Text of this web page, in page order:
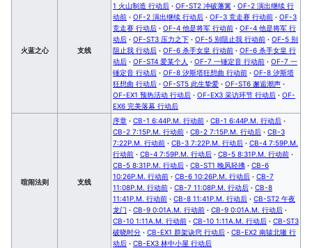
火蓝之心 支线
1 火山制造 行动后 · OF-ST2 冲破藩篱 · OF-2 演出继续 行
动前 · OF-2 演出继续 行动后 · OF-3 竞走赛 行动前 · OF-3
竞走赛 行动后 · OF-4 他是将军 行动前 · OF-4 他是将军 行
动后 · OF-ST3 压力之下 · OF-5 别阻止我 行动前 · OF-5 别
阻止我 行动后 · OF-6 杀手女皇 行动前 · OF-6 杀手女皇 行
动后 · OF-ST4 爱某个人 · OF-7 一锤定音 行动前 · OF-7 一
锤定音 行动后 · OF-8 汐斯塔狂想曲 行动前 · OF-8 汐斯塔
狂想曲 行动后 · OF-ST5 此生挚爱 · OF-ST6 邂逅潮声 ·
OF-EX1 预热活动 行动后 · OF-EX3 采访环节 行动后 · OF-
EX6 完美落幕 行动后
喧闹法则 支线
序章 · CB-1 6:44P.M. 行动前 · CB-1 6:44P.M. 行动后 ·
CB-2 7:15P.M. 行动前 · CB-2 7:15P.M. 行动后 · CB-3
7:22P.M. 行动前 · CB-3 7:22P.M. 行动后 · CB-4 7:59P.M.
行动前 · CB-4 7:59P.M. 行动后 · CB-5 8:31P.M. 行动前 ·
CB-5 8:31P.M. 行动后 · CB-ST1 晚风轻拂 · CB-6
10:26P.M. 行动前 · CB-6 10:26P.M. 行动后 · CB-7
11:08P.M. 行动前 · CB-7 11:08P.M. 行动后 · CB-8
11:41P.M. 行动前 · CB-8 11:41P.M. 行动后 · CB-ST2 午夜
龙门 · CB-9 0:01A.M. 行动前 · CB-9 0:01A.M. 行动后 ·
CB-10 1:11A.M. 行动前 · CB-10 1:11A.M. 行动后 · CB-ST3
破晓时分 · CB-EX1 群架诀窍 行动后 · CB-EX2 南辕北辙 行
动后 · CB-EX3 林中小屋 行动后